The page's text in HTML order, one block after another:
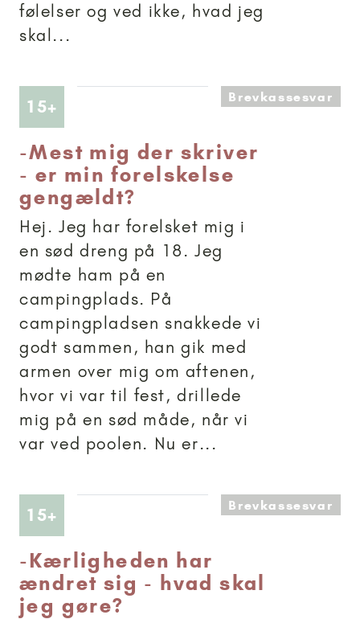
følelser og ved ikke, hvad jeg
skal...
15+ Artikler anbefalet til 15+Brevkassesvar
-Mest mig der skriver
- er min forelskelse
gengældt?
Hej. Jeg har forelsket mig i
en sød dreng på 18. Jeg
mødte ham på en
campingplads. På
campingpladsen snakkede vi
godt sammen, han gik med
armen over mig om aftenen,
hvor vi var til fest, drillede
mig på en sød måde, når vi
var ved poolen. Nu er...
15+ Artikler anbefalet til 15+Brevkassesvar
-Kærligheden har
ændret sig - hvad skal
jeg gøre?